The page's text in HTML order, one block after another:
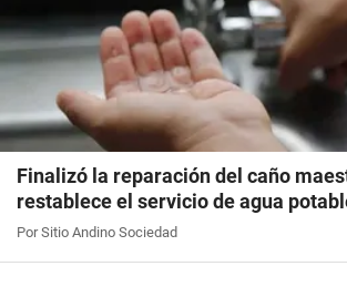
Finalizó la reparación del caño
restablece el servicio de agua
Por Sitio Andino Sociedad